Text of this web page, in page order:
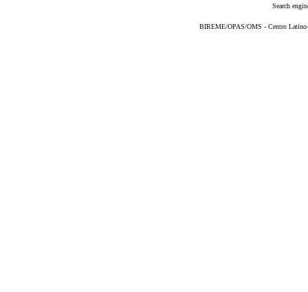
Search
BIREME/OPAS/OMS - Centro Latino-